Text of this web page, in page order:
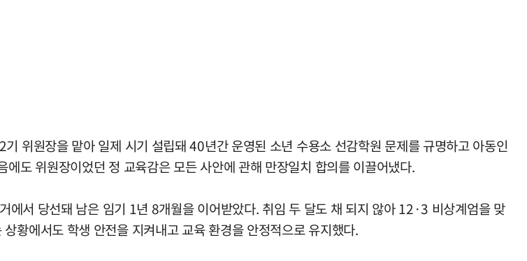
위원장을 맡아 일제 시기 설립돼 40년간 운영된 소년 수용소 선감학원 문제를 규명하고 아동인
도 위원장이었던 정 교육감은 모든 사안에 관해 만장일치 합의를 이끌어냈다.
서 당선돼 남은 임기 1년 8개월을 이어받았다. 취임 두 달도 채 되지 않아 12·3 비상계엄을 맞
황에서도 학생 안전을 지켜내고 교육 환경을 안정적으로 유지했다.